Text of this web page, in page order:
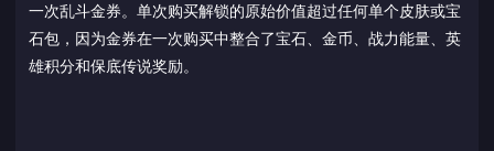
一次乱斗金券。单次购买解锁的原始价值超过任何单个皮肤或宝
石包，因为金券在一次购买中整合了宝石、金币、战力能量、英
雄积分和保底传说奖励。